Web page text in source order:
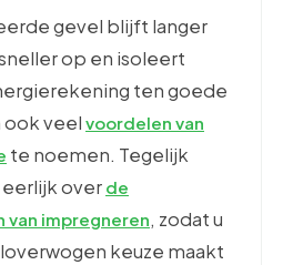
gevel blijft langer
op en isoleert
ten goede
ook veel voordelen van
te noemen. Tegelijk
over de
van impregneren, zodat u
keuze maakt